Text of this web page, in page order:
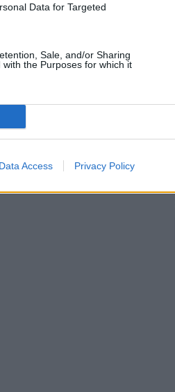
Data for Targeted
Sale, and/or Sharing
the Purposes for which it
Data Access Privacy Policy